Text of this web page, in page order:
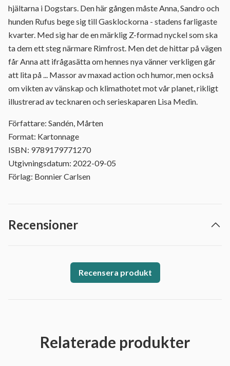
hjältarna i Dogstars. Den här gången måste Anna, Sandro och
hunden Rufus bege sig till Gasklockorna - stadens farligaste
kvarter. Med sig har de en märklig Z-formad nyckel som ska
ta dem ett steg närmare Rimfrost. Men det de hittar på vägen
får Anna att ifrågasätta om hennes nya vänner verkligen går
att lita på ... Massor av maxad action och humor, men också
om vikten av vänskap och klimathotet mot vår planet, rikligt
illustrerad av tecknaren och serieskaparen Lisa Medin.
Författare: Sandén, Mårten
Format: Kartonnage
ISBN: 9789179771270
Utgivningsdatum: 2022-09-05
Förlag: Bonnier Carlsen
Recensioner
Recensera produkt
Relaterade produkter